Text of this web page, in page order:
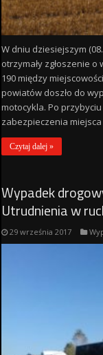
W dniu dziesiejszym
otrzymały zgłoszenie
190 między
powiatów doszło do
motocykla. Po
zabezpieczenia
Czytaj dalej »
Wypadek
Utrudnienia w
29 września 2017